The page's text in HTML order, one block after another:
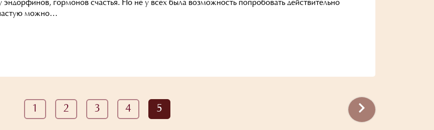
гормонов счастья. Но не у всех была возможность попробовать действительно
можно…
1 2 3 4 5